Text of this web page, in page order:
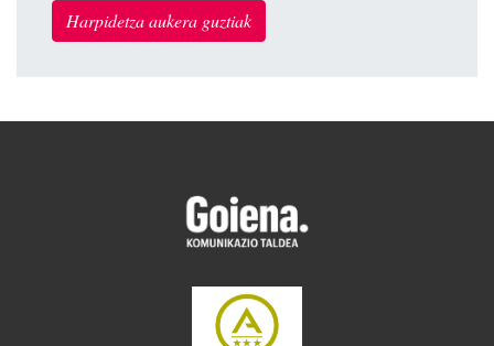
Harpidetza aukera guztiak